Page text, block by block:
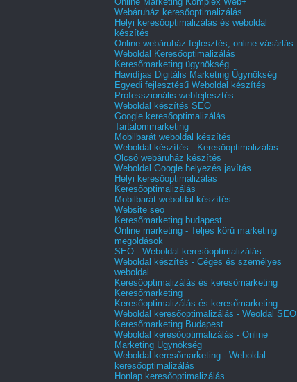
Webáruház keresőoptimalizálás
Helyi keresőoptimalizálás és weboldal
készítés
Online webáruház fejlesztés, online vásárlás
Weboldal Keresőoptimalizálás
Keresőmarketing ügynökség
Havidíjas Digitális Marketing Ügynökség
Egyedi fejlesztésű Weboldal készítés
Professzionális webfejlesztés
Weboldal készítés SEO
Google keresőoptimalizálás
Tartalommarketing
Mobilbarát weboldal készítés
Weboldal készítés - Keresőoptimalizálás
Olcsó webáruház készítés
Weboldal Google helyezés javítás
Helyi keresőoptimalizálás
Keresőoptimalizálás
Mobilbarát weboldal készítés
Website seo
Keresőmarketing budapest
Online marketing - Teljes körű marketing
megoldások
SEO - Weboldal keresőoptimalizálás
Weboldal készítés - Céges és személyes
weboldal
Keresőoptimalizálás és keresőmarketing
Keresőmarketing
Keresőoptimalizálás és keresőmarketing
Weboldal keresőoptimalizálás - Weoldal SEO
Keresőmarketing Budapest
Weboldal keresőoptimalizálás - Online
Marketing Ügynökség
Weboldal keresőmarketing - Weboldal
keresőoptimalizálás
Honlap keresőoptimalizálás